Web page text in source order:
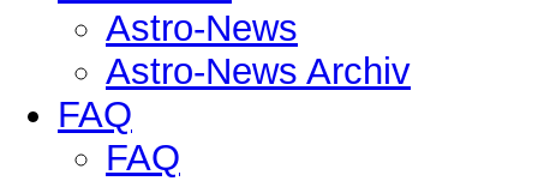
Astro-News
Astro-News Archiv
FAQ
FAQ